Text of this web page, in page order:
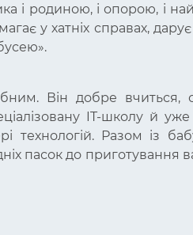
і родиною, і опорою, і
у хатніх справах, дарує
Він добре вчиться,
IT-школу й
технологій. Разом із
пасок до приготування